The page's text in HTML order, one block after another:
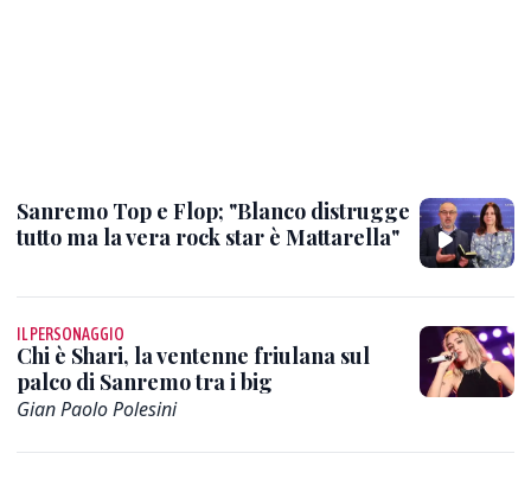
Sanremo Top e Flop; "Blanco distrugge
tutto ma la vera rock star è Mattarella"
IL PERSONAGGIO
Chi è Shari, la ventenne friulana sul
palco di Sanremo tra i big
Gian Paolo Polesini